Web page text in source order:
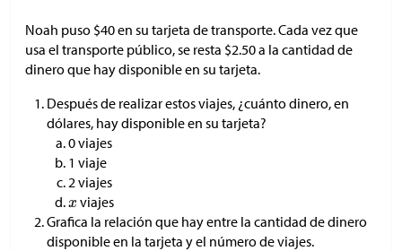
Noah puso $40 en su tarjeta de transporte. Cada vez que
usa el transporte público, se resta $2.50 a la cantidad de
dinero que hay disponible en su tarjeta.
Después de realizar estos viajes, ¿cuánto dinero, en
dólares, hay disponible en su tarjeta?
0 viajes
1 viaje
2 viajes
viajes
Grafica la relación que hay entre la cantidad de dinero
disponible en la tarjeta y el número de viajes.